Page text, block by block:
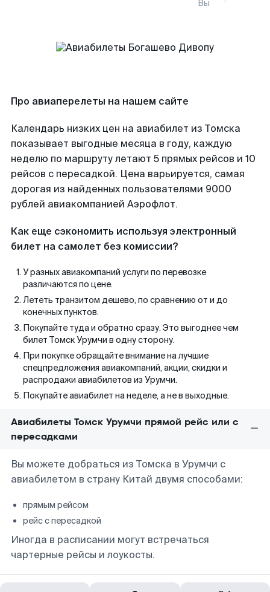
Вы
Про авиаперелеты на нашем сайте
Календарь низких цен на авиабилет из Томска
показывает выгодные месяца в году, каждую
неделю по маршруту летают 5 прямых рейсов и 10
рейсов с пересадкой. Цена варьируется, самая
дорогая из найденных пользователями 9000
рублей авиакомпанией Аэрофлот.
Как еще сэкономить используя электронный
билет на самолет без комиссии?
У разных авиакомпаний услуги по перевозке
различаются по цене.
Лететь транзитом дешево, по сравнению от и до
конечных пунктов.
Покупайте туда и обратно сразу. Это выгоднее чем
билет Томск Урумчи в одну сторону.
При покупке обращайте внимание на лучшие
спецпредложения авиакомпаний, акции, скидки и
распродажи авиабилетов из Урумчи.
Покупайте авиабилет на неделе, а не в выходные.
Авиабилеты Томск Урумчи прямой рейс или с
пересадками
Вы можете добраться из Томска в Урумчи с
авиабилетом в страну Китай двумя способами:
прямым рейсом
рейс с пересадкой
Иногда в расписании могут встречаться
чартерные рейсы и лоукосты.